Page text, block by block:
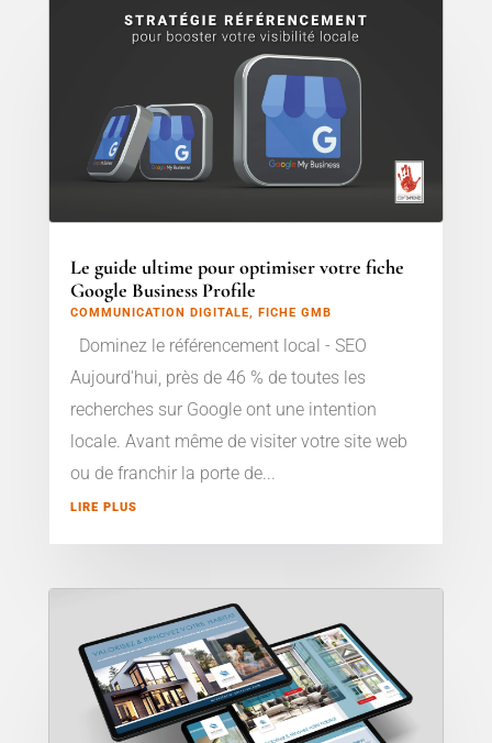
Le guide ultime pour optimiser votre fiche
Google Business Profile
COMMUNICATION DIGITALE, FICHE GMB
Dominez le référencement local - SEO
Aujourd'hui, près de 46 % de toutes les
recherches sur Google ont une intention
locale. Avant même de visiter votre site web
ou de franchir la porte de...
LIRE PLUS